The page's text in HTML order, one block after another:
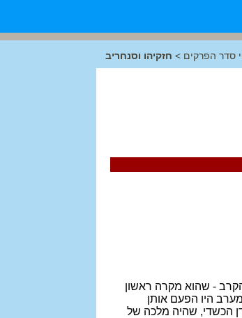
סדר הפרקים > חזקיהו וסנחריב
אשור בשדה הקרב - שהוא מקרה ראשון
היו הפעם אותן
הכשדי, שהיה מלכה של